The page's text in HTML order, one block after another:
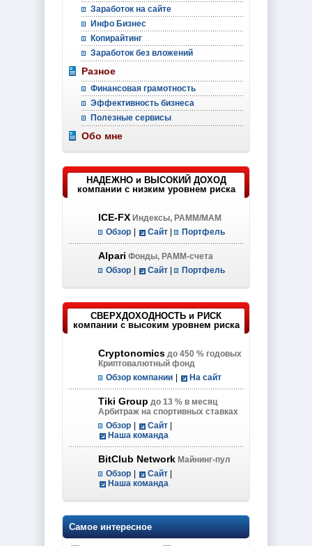
Заработок на сайте
Инфо Бизнес
Копирайтинг
Заработок без вложений
Разное
Финансовая грамотность
Эффективность бизнеса
Полезные сервисы
Обо мне
НАДЕЖНО и ВЫСОКИЙ ДОХОД
компании с низким уровнем риска
ICE-FX Индексы, PAMM/MAM
Обзор Сайт Портфель
Alpari Фонды, PAMM-счета
Обзор Сайт Портфель
СВЕРХДОХОДНОСТЬ и РИСК
компании с высоким уровнем риска
Cryptonomics до 450 % годовых
Криптовалютный фонд
Обзор компании На сайт
Tiki Group до 13 % в месяц
Арбитраж на спортивных ставках
Обзор Сайт
Наша команда
BitClub Network Майнинг-пул
Обзор Сайт
Наша команда
Самое интересное